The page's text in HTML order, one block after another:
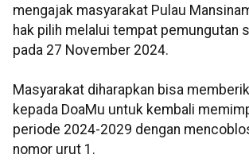
mengajak masyarakat Pulau
hak pilih melalui tempat pemungutan
pada 27 November 2024.
Masyarakat diharapkan bisa
kepada DoaMu untuk kembali
periode 2024-2029 dengan
nomor urut 1.